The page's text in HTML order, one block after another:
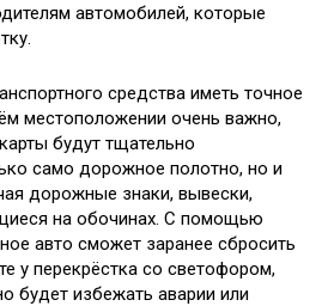
автомобилей, которые
средства иметь точное
местоположении очень важно,
будут тщательно
само дорожное полотно, но и
дорожные знаки, вывески,
на обочинах. С помощью
авто сможет заранее сбросить
у перекрёстка со светофором,
будет избежать аварии или